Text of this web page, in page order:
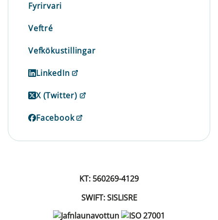
Fyrirvari
Veftré
Vefkökustillingar
LinkedIn
X (Twitter)
Facebook
KT: 560269-4129
SWIFT: SISLISRE